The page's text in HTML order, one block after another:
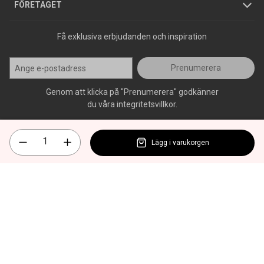
FÖRETAGET
Press
Få exklusiva erbjudanden och inspiration
Prenumerera
Genom att klicka på "Prenumerera" godkänner
du våra integritetsvillkor.
Lägg i varukorgen